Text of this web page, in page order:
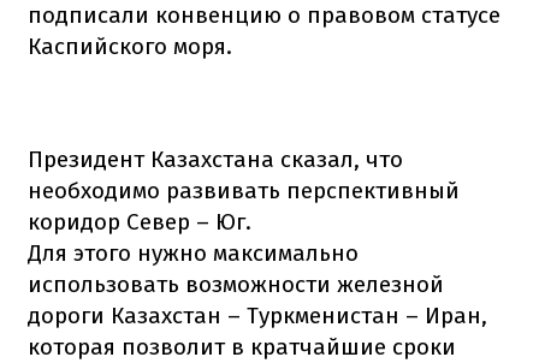
подписали конвенцию о правовом статусе
Каспийского моря.
Президент Казахстана сказал, что
необходимо развивать перспективный
коридор Север – Юг.
Для этого нужно максимально
использовать возможности железной
дороги Казахстан – Туркменистан – Иран,
которая позволит в кратчайшие сроки